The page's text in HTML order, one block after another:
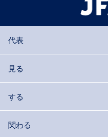
代表
見る
する
関わる